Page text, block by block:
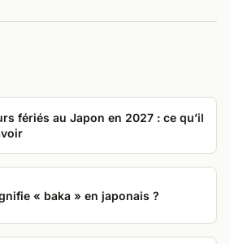
fériés au Japon en 2027 : ce qu’il
« baka » en japonais ?